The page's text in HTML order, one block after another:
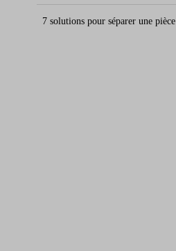
7 solutions pour séparer une pièce